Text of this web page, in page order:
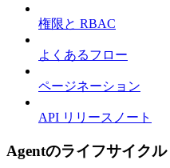
権限と RBAC
よくあるフロー
ページネーション
API リリースノート
Agentのライフサイクル